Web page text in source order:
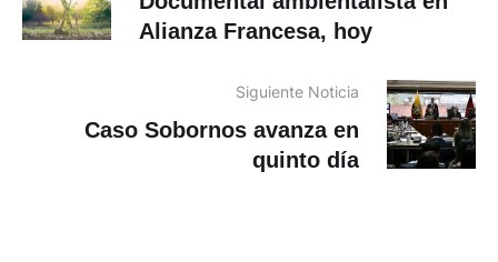
Alianza Francesa, hoy
Siguiente Noticia
Caso Sobornos avanza en
quinto día